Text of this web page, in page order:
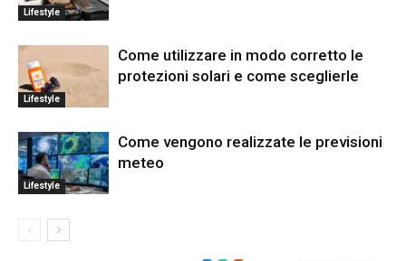
Lifestyle
Lifestyle
Come utilizzare in modo corretto le
protezioni solari e come sceglierle
Lifestyle
Come vengono realizzate le previsioni
meteo